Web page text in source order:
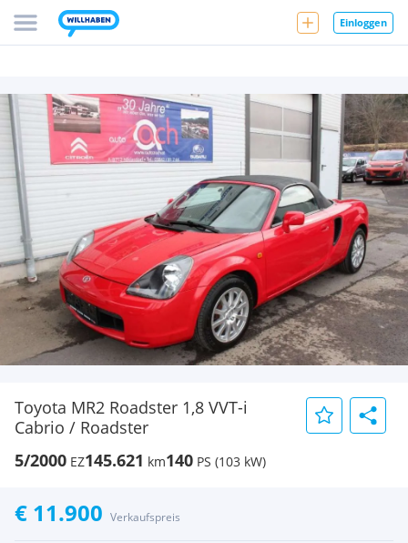
Einloggen
Toyota MR2 Roadster 1,8 VVT-i
Cabrio / Roadster
5/2000 EZ145.621 km140 PS (103 kW)
€ 11.900 Verkaufspreis